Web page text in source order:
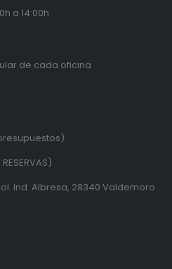
a 14:00h
de cada oficina
Ind. Albresa, 28340 Valdemoro